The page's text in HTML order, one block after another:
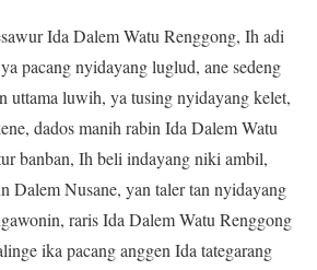
Ida Dalem Watu Renggong, Ih adi
pacang nyidayang luglud, ane sedeng
uttama luwih, ya tusing nyidayang kelet,
dados manih rabin Ida Dalem Watu
banban, Ih beli indayang niki ambil,
Dalem Nusane, yan taler tan nyidayang
raris Ida Dalem Watu Renggong
ika pacang anggen Ida tategarang